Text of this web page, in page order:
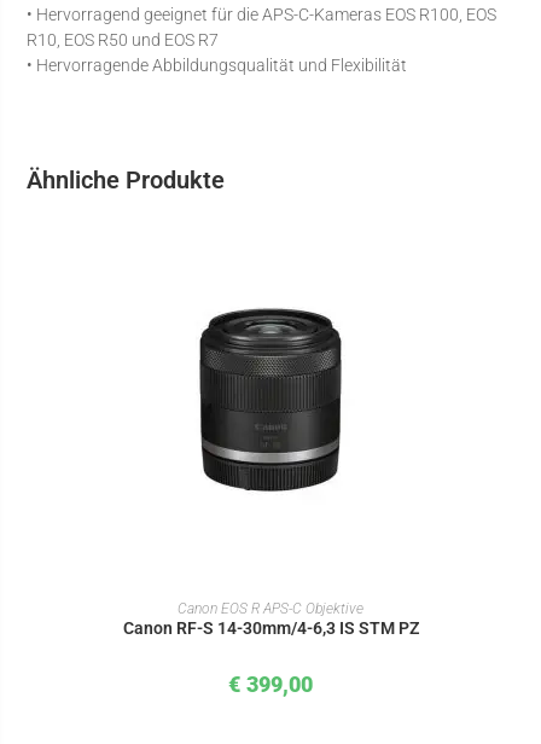
• Hervorragend geeignet für die APS-C-Kameras EOS R100, EOS
R10, EOS R50 und EOS R7
• Hervorragende Abbildungsqualität und Flexibilität
Ähnliche Produkte
IN DEN WARENKORB
Canon EOS R APS-C Objektive
Canon RF-S 14-30mm/4-6,3 IS STM PZ
€ 399,00